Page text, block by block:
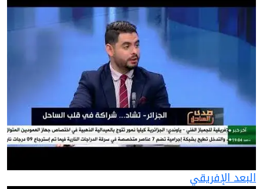
البعد الإفريقي